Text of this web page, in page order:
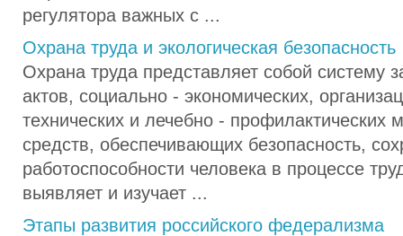
регулятора важных с ...
Охрана труда и экологическая безопасность
Охрана труда представляет собой систему
актов, социально - экономических,
технических и лечебно - профилактических
средств, обеспечивающих безопасность,
работоспособности человека в процессе
выявляет и изучает ...
Этапы развития российского федерализма